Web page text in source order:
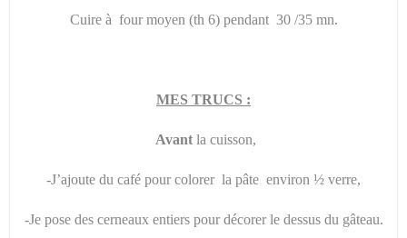
Cuire à four moyen (th 6) pendant 30 /35 mn.
MES TRUCS :
Avantla cuisson,
-J’ajoute du café pour colorer la pâte environ ½ verre,
-Je pose des cerneaux entiers pour décorer le dessus du gâteau.